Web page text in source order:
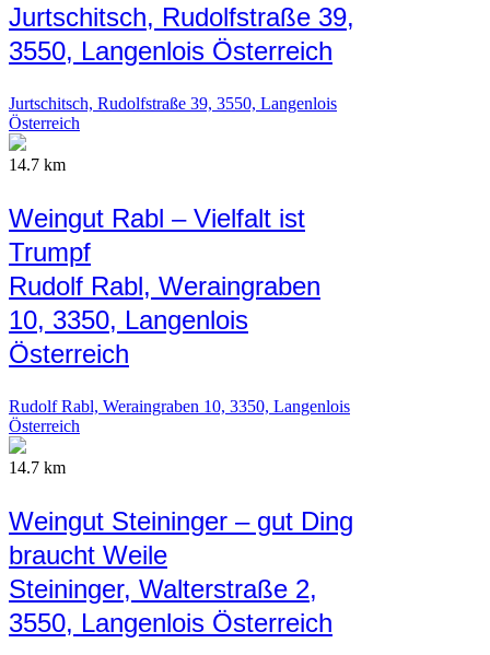
Jurtschitsch, Rudolfstraße 39,
3550, Langenlois Österreich
Jurtschitsch, Rudolfstraße 39, 3550, Langenlois
Österreich
14.7 km
Weingut Rabl – Vielfalt ist
Trumpf
Rudolf Rabl, Weraingraben
10, 3350, Langenlois
Österreich
Rudolf Rabl, Weraingraben 10, 3350, Langenlois
Österreich
14.7 km
Weingut Steininger – gut Ding
braucht Weile
Steininger, Walterstraße 2,
3550, Langenlois Österreich